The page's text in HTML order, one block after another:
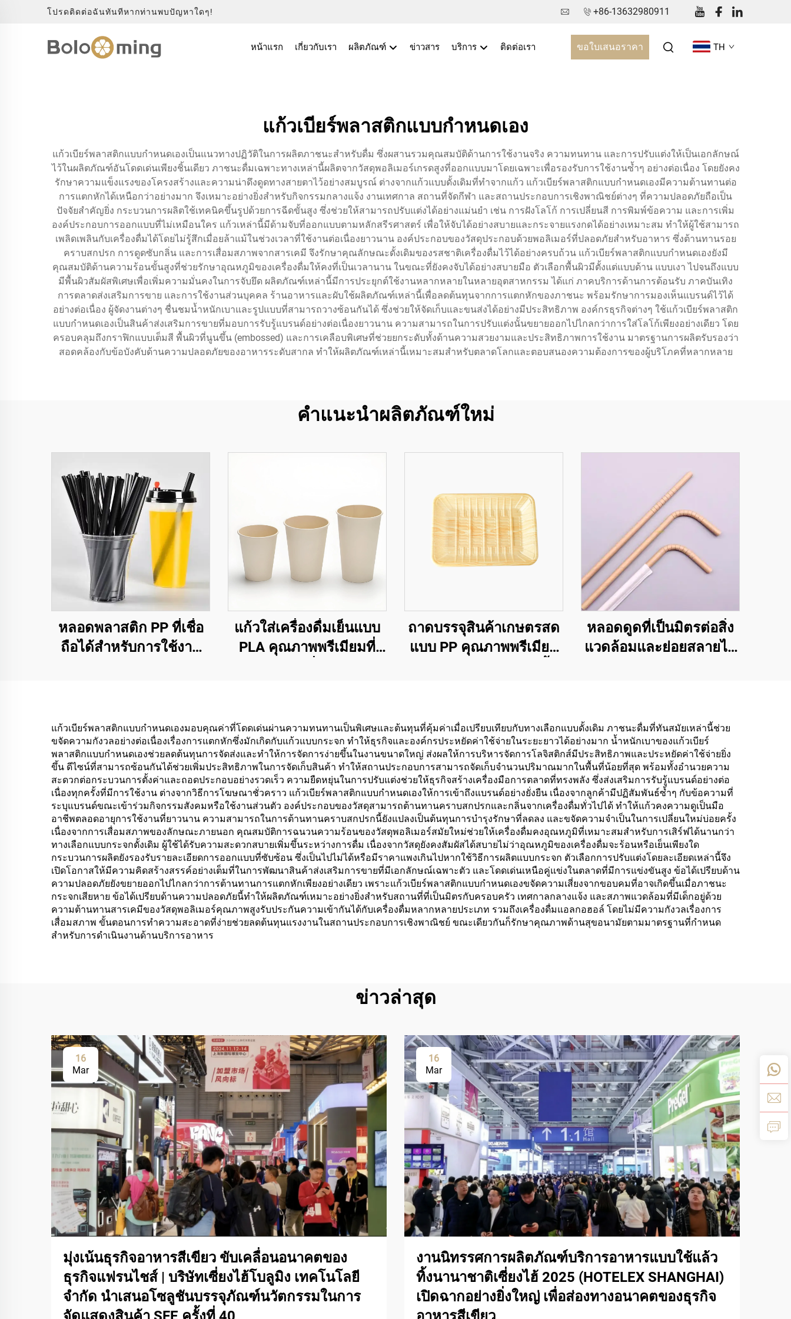
โปรดติดต่อฉันทันทีหากท่านพบปัญหาใดๆ! +86-13632980911
หน้าแรก เกี่ยวกับเรา ผลิตภัณฑ์ ข่าวสาร บริการ ติดต่อเรา ขอใบเสนอราคา TH
แก้วเบียร์พลาสติกแบบกำหนดเอง
แก้วเบียร์พลาสติกแบบกำหนดเองเป็นแนวทางปฏิวัติในการผลิตภาชนะสำหรับดื่ม ซึ่งผสานรวมคุณสมบัติด้านการใช้งานจริง ความทนทาน และการปรับแต่งให้เป็นเอกลักษณ์
ไว้ในผลิตภัณฑ์อันโดดเด่นเพียงชิ้นเดียว ภาชนะดื่มเฉพาะทางเหล่านี้ผลิตจากวัสดุพอลิเมอร์เกรดสูงที่ออกแบบมาโดยเฉพาะเพื่อรองรับการใช้งานซ้ำๆ อย่างต่อเนื่อง โดยยังคง
รักษาความแข็งแรงของโครงสร้างและความน่าดึงดูดทางสายตาไว้อย่างสมบูรณ์ ต่างจากแก้วแบบดั้งเดิมที่ทำจากแก้ว แก้วเบียร์พลาสติกแบบกำหนดเองมีความต้านทานต่อ
การแตกหักได้เหนือกว่าอย่างมาก จึงเหมาะอย่างยิ่งสำหรับกิจกรรมกลางแจ้ง งานเทศกาล สถานที่จัดกีฬา และสถานประกอบการเชิงพาณิชย์ต่างๆ ที่ความปลอดภัยถือเป็น
ปัจจัยสำคัญยิ่ง กระบวนการผลิตใช้เทคนิคขึ้นรูปด้วยการฉีดขั้นสูง ซึ่งช่วยให้สามารถปรับแต่งได้อย่างแม่นยำ เช่น การฝังโลโก้ การเปลี่ยนสี การพิมพ์ข้อความ และการเพิ่ม
องค์ประกอบการออกแบบที่ไม่เหมือนใคร แก้วเหล่านี้มีด้ามจับที่ออกแบบตามหลักสรีรศาสตร์ เพื่อให้จับได้อย่างสบายและกระจายแรงกดได้อย่างเหมาะสม ทำให้ผู้ใช้สามารถ
เพลิดเพลินกับเครื่องดื่มได้โดยไม่รู้สึกเมื่อยล้าแม้ในช่วงเวลาที่ใช้งานต่อเนื่องยาวนาน องค์ประกอบของวัสดุประกอบด้วยพอลิเมอร์ที่ปลอดภัยสำหรับอาหาร ซึ่งต้านทานรอย
คราบสกปรก การดูดซับกลิ่น และการเสื่อมสภาพจากสารเคมี จึงรักษาคุณลักษณะดั้งเดิมของรสชาติเครื่องดื่มไว้ได้อย่างครบถ้วน แก้วเบียร์พลาสติกแบบกำหนดเองยังมี
คุณสมบัติด้านความร้อนขั้นสูงที่ช่วยรักษาอุณหภูมิของเครื่องดื่มให้คงที่เป็นเวลานาน ในขณะที่ยังคงจับได้อย่างสบายมือ ตัวเลือกพื้นผิวมีตั้งแต่แบบด้าน แบบเงา ไปจนถึงแบบ
มีพื้นผิวสัมผัสพิเศษเพื่อเพิ่มความมั่นคงในการจับยึด ผลิตภัณฑ์เหล่านี้มีการประยุกต์ใช้งานหลากหลายในหลายอุตสาหกรรม ได้แก่ ภาคบริการด้านการต้อนรับ ภาคบันเทิง
การตลาดส่งเสริมการขาย และการใช้งานส่วนบุคคล ร้านอาหารและผับใช้ผลิตภัณฑ์เหล่านี้เพื่อลดต้นทุนจากการแตกหักของภาชนะ พร้อมรักษาการมองเห็นแบรนด์ไว้ได้
อย่างต่อเนื่อง ผู้จัดงานต่างๆ ชื่นชมน้ำหนักเบาและรูปแบบที่สามารถวางซ้อนกันได้ ซึ่งช่วยให้จัดเก็บและขนส่งได้อย่างมีประสิทธิภาพ องค์กรธุรกิจต่างๆ ใช้แก้วเบียร์พลาสติก
แบบกำหนดเองเป็นสินค้าส่งเสริมการขายที่มอบการรับรู้แบรนด์อย่างต่อเนื่องยาวนาน ความสามารถในการปรับแต่งนั้นขยายออกไปไกลกว่าการใส่โลโก้เพียงอย่างเดียว โดย
ครอบคลุมถึงกราฟิกแบบเต็มสี พื้นผิวที่นูนขึ้น (embossed) และการเคลือบพิเศษที่ช่วยยกระดับทั้งด้านความสวยงามและประสิทธิภาพการใช้งาน มาตรฐานการผลิตรับรองว่า
สอดคล้องกับข้อบังคับด้านความปลอดภัยของอาหารระดับสากล ทำให้ผลิตภัณฑ์เหล่านี้เหมาะสมสำหรับตลาดโลกและตอบสนองความต้องการของผู้บริโภคที่หลากหลาย
คำแนะนำผลิตภัณฑ์ใหม่
หลอดพลาสติก PP ที่เชื่อ
ถือได้สำหรับการใช้งาน
แก้วใส่เครื่องดื่มเย็นแบบ
PLA คุณภาพพรีเมียมที่
ถาดบรรจุสินค้าเกษตรสด
แบบ PP คุณภาพพรีเมียม
หลอดดูดที่เป็นมิตรต่อสิ่ง
แวดล้อมและย่อยสลายได้
แก้วเบียร์พลาสติกแบบกำหนดเองมอบคุณค่าที่โดดเด่นผ่านความทนทานเป็นพิเศษและต้นทุนที่คุ้มค่าเมื่อเปรียบเทียบกับทางเลือกแบบดั้งเดิม ภาชนะดื่มที่ทันสมัยเหล่านี้ช่วย
ขจัดความกังวลอย่างต่อเนื่องเรื่องการแตกหักซึ่งมักเกิดกับแก้วแบบกระจก ทำให้ธุรกิจและองค์กรประหยัดค่าใช้จ่ายในระยะยาวได้อย่างมาก น้ำหนักเบาของแก้วเบียร์
พลาสติกแบบกำหนดเองช่วยลดต้นทุนการจัดส่งและทำให้การจัดการง่ายขึ้นในงานขนาดใหญ่ ส่งผลให้การบริหารจัดการโลจิสติกส์มีประสิทธิภาพและประหยัดค่าใช้จ่ายยิ่ง
ขึ้น ดีไซน์ที่สามารถซ้อนกันได้ช่วยเพิ่มประสิทธิภาพในการจัดเก็บสินค้า ทำให้สถานประกอบการสามารถจัดเก็บจำนวนปริมาณมากในพื้นที่น้อยที่สุด พร้อมทั้งอำนวยความ
สะดวกต่อกระบวนการตั้งค่าและถอดประกอบอย่างรวดเร็ว ความยืดหยุ่นในการปรับแต่งช่วยให้ธุรกิจสร้างเครื่องมือการตลาดที่ทรงพลัง ซึ่งส่งเสริมการรับรู้แบรนด์อย่างต่อ
เนื่องทุกครั้งที่มีการใช้งาน ต่างจากวิธีการโฆษณาชั่วคราว แก้วเบียร์พลาสติกแบบกำหนดเองให้การเข้าถึงแบรนด์อย่างยั่งยืน เนื่องจากลูกค้ามีปฏิสัมพันธ์ซ้ำๆ กับข้อความที่
ระบุแบรนด์ขณะเข้าร่วมกิจกรรมสังคมหรือใช้งานส่วนตัว องค์ประกอบของวัสดุสามารถต้านทานคราบสกปรกและกลิ่นจากเครื่องดื่มทั่วไปได้ ทำให้แก้วคงความดูเป็นมือ
อาชีพตลอดอายุการใช้งานที่ยาวนาน ความสามารถในการต้านทานคราบสกปรกนี้ยังแปลงเป็นต้นทุนการบำรุงรักษาที่ลดลง และขจัดความจำเป็นในการเปลี่ยนใหม่บ่อยครั้ง
เนื่องจากการเสื่อมสภาพของลักษณะภายนอก คุณสมบัติการฉนวนความร้อนของวัสดุพอลิเมอร์สมัยใหม่ช่วยให้เครื่องดื่มคงอุณหภูมิที่เหมาะสมสำหรับการเสิร์ฟได้นานกว่า
ทางเลือกแบบกระจกดั้งเดิม ผู้ใช้ได้รับความสะดวกสบายเพิ่มขึ้นระหว่างการดื่ม เนื่องจากวัสดุยังคงสัมผัสได้สบายไม่ว่าอุณหภูมิของเครื่องดื่มจะร้อนหรือเย็นเพียงใด
กระบวนการผลิตยังรองรับรายละเอียดการออกแบบที่ซับซ้อน ซึ่งเป็นไปไม่ได้หรือมีราคาแพงเกินไปหากใช้วิธีการผลิตแบบกระจก ตัวเลือกการปรับแต่งโดยละเอียดเหล่านี้จึง
เปิดโอกาสให้มีความคิดสร้างสรรค์อย่างเต็มที่ในการพัฒนาสินค้าส่งเสริมการขายที่มีเอกลักษณ์เฉพาะตัว และโดดเด่นเหนือคู่แข่งในตลาดที่มีการแข่งขันสูง ข้อได้เปรียบด้าน
ความปลอดภัยยังขยายออกไปไกลกว่าการต้านทานการแตกหักเพียงอย่างเดียว เพราะแก้วเบียร์พลาสติกแบบกำหนดเองขจัดความเสี่ยงจากขอบคมที่อาจเกิดขึ้นเมื่อภาชนะ
กระจกเสียหาย ข้อได้เปรียบด้านความปลอดภัยนี้ทำให้ผลิตภัณฑ์เหมาะอย่างยิ่งสำหรับสถานที่ที่เป็นมิตรกับครอบครัว เทศกาลกลางแจ้ง และสภาพแวดล้อมที่มีเด็กอยู่ด้วย
ความต้านทานสารเคมีของวัสดุพอลิเมอร์คุณภาพสูงรับประกันความเข้ากันได้กับเครื่องดื่มหลากหลายประเภท รวมถึงเครื่องดื่มแอลกอฮอล์ โดยไม่มีความกังวลเรื่องการ
เสื่อมสภาพ ขั้นตอนการทำความสะอาดที่ง่ายช่วยลดต้นทุนแรงงานในสถานประกอบการเชิงพาณิชย์ ขณะเดียวกันก็รักษาคุณภาพด้านสุขอนามัยตามมาตรฐานที่กำหนด
สำหรับการดำเนินงานด้านบริการอาหาร
ข่าวล่าสุด
16
Mar
มุ่งเน้นธุรกิจอาหารสีเขียว ขับเคลื่อนอนาคตของ
ธุรกิจแฟรนไชส์ | บริษัทเซี่ยงไฮ้โบลูมิง เทคโนโลยี
จำกัด นำเสนอโซลูชันบรรจุภัณฑ์นวัตกรรมในการ
16
Mar
งานนิทรรศการผลิตภัณฑ์บริการอาหารแบบใช้แล้ว
ทิ้งนานาชาติเซี่ยงไฮ้ 2025 (HOTELEX SHANGHAI)
เปิดฉากอย่างยิ่งใหญ่ เพื่อส่องทางอนาคตของธุรกิจ